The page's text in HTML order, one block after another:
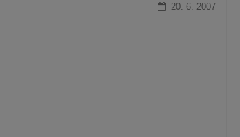
20. 6. 2007